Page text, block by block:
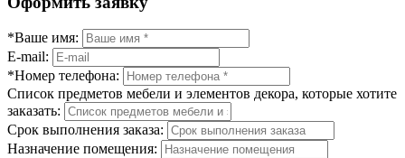
*Ваше имя:
E-mail:
*Номер телефона:
Список предметов мебели и элементов декора, которые хотите
заказать:
Срок выполнения заказа:
Назначение помещения: